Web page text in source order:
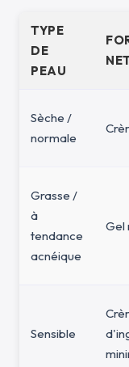
TYPE
DE
PEAU
Sèche /
normale
Grasse /
à
tendance
acnéique
Gel
Sensible